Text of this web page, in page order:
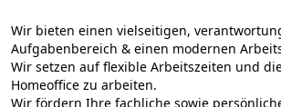
Wir bieten einen vielseitigen,
Aufgabenbereich & einen modernen
Wir setzen auf flexible Arbeitszeiten und
Homeoffice zu arbeiten.
Wir fördern Ihre fachliche sowie